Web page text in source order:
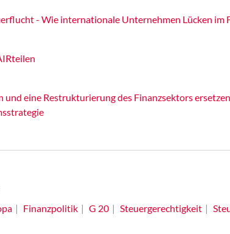
- Wie internationale Unternehmen Lücken im
und eine Restrukturierung des Finanzsektors
Finanzpolitik G 20 Steuergerechtigkeit